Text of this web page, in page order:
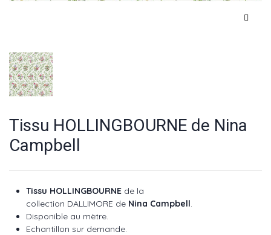
Tissu HOLLINGBOURNE de Nina
Campbell
Tissu HOLLINGBOURNE de la
collection DALLIMORE de Nina Campbell
Disponible au mètre.
Echantillon sur demande.